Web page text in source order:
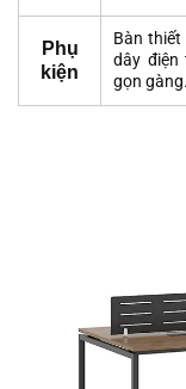
Phụ
kiện
Bàn
dây điện
gọn gàng.